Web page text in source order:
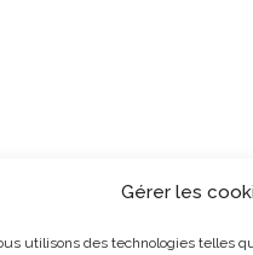
Gérer les
utilisons des technologies telles